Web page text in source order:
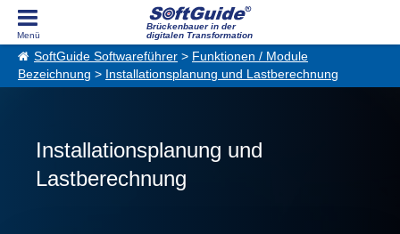
Brückenbauer in der
digitalen Transformation
SoftGuide Softwareführer > Funktionen / Module
Bezeichnung > Installationsplanung und Lastberechnung
Installationsplanung und
Lastberechnung